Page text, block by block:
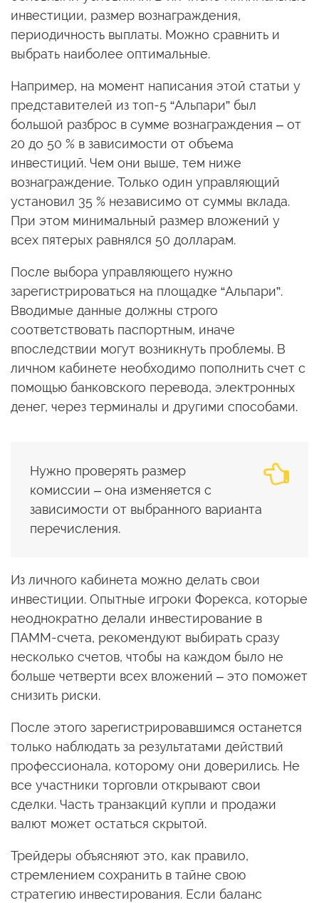
инвестиции, размер вознаграждения,
периодичность выплаты. Можно сравнить и
выбрать наиболее оптимальные.
Например, на момент написания этой статьи у
представителей из топ-5 “Альпари” был
большой разброс в сумме вознаграждения – от
20 до 50 % в зависимости от объема
инвестиций. Чем они выше, тем ниже
вознаграждение. Только один управляющий
установил 35 % независимо от суммы вклада.
При этом минимальный размер вложений у
всех пятерых равнялся 50 долларам.
После выбора управляющего нужно
зарегистрироваться на площадке “Альпари”.
Вводимые данные должны строго
соответствовать паспортным, иначе
впоследствии могут возникнуть проблемы. В
личном кабинете необходимо пополнить счет с
помощью банковского перевода, электронных
денег, через терминалы и другими способами.
Нужно проверять размер
комиссии – она изменяется с
зависимости от выбранного варианта
перечисления.
Из личного кабинета можно делать свои
инвестиции. Опытные игроки Форекса, которые
неоднократно делали инвестирование в
ПАММ-счета, рекомендуют выбирать сразу
несколько счетов, чтобы на каждом было не
больше четверти всех вложений – это поможет
снизить риски.
После этого зарегистрировавшимся останется
только наблюдать за результатами действий
профессионала, которому они доверились. Не
все участники торговли открывают свои
сделки. Часть транзакций купли и продажи
валют может остаться скрытой.
Трейдеры объясняют это, как правило,
стремлением сохранить в тайне свою
стратегию инвестирования. Если баланс